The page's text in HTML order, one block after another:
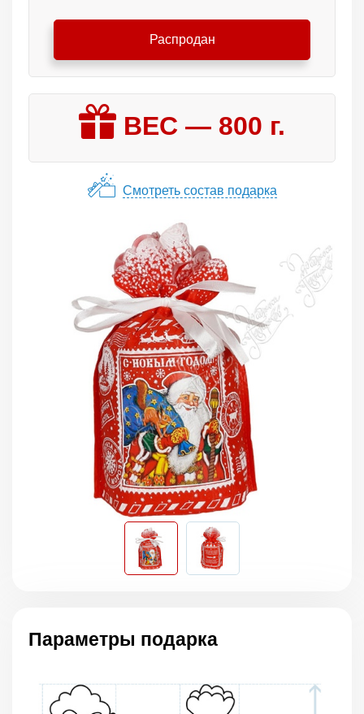
Распродан
ВЕС — 800 г.
Смотреть состав подарка
Параметры подарка